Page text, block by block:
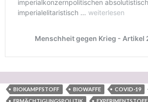
BIOKAMPFSTOFF BIOWAFFE COVID-19